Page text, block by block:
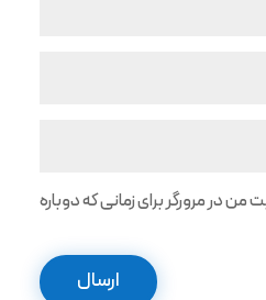
من در مرورگر برای زمانی که دوباره
ارسال